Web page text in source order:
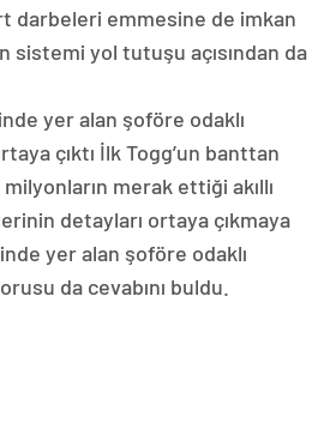
darbeleri emmesine de imkan
sistemi yol tutuşu açısından da
yer alan şoföre odaklı
çıktı İlk Togg’un banttan
merak ettiği akıllı
detayları ortaya çıkmaya
yer alan şoföre odaklı
da cevabını buldu.